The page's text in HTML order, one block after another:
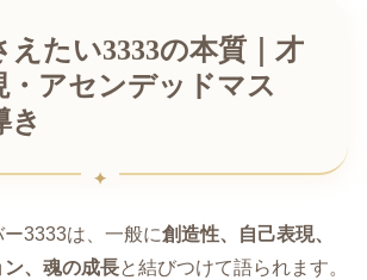
えたい3333の本質｜才
・アセンデッドマス
き
3333は、一般に創造性、自己表現、
ン、魂の成長と結びつけて語られます。